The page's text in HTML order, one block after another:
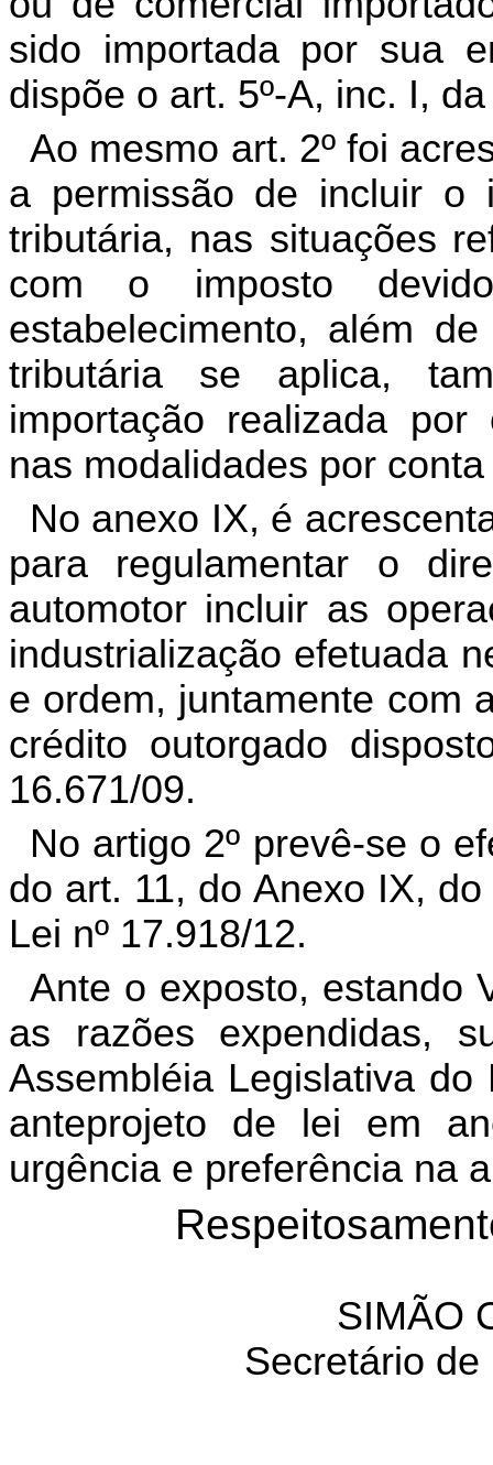
sido importada por sua
dispõe o art. 5º-A, inc. I,
Ao mesmo art. 2º foi
a permissão de incluir o
tributária, nas situações
com o imposto
estabelecimento, além
tributária se aplica,
importação realizada por
nas modalidades por
No anexo IX, é
para regulamentar o
automotor incluir as
industrialização efetuada
e ordem, juntamente com
crédito outorgado
16.671/09.
No artigo 2º prevê-se o
do art. 11, do Anexo IX,
Lei nº 17.918/12.
Ante o exposto, estando
as razões expendidas,
Assembléia Legislativa
anteprojeto de lei em
urgência e preferência na
SIMÃO
Secretário